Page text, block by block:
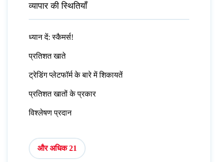
व्यापार की स्थितियाँ
ध्यान दें: स्कैमर्स!
प्रतिशत खाते
ट्रेडिंग प्लेटफॉर्म के बारे में शिकायतें
प्रतिशत खातों के प्रकार
विश्लेषण प्रदान
और अधिक 21